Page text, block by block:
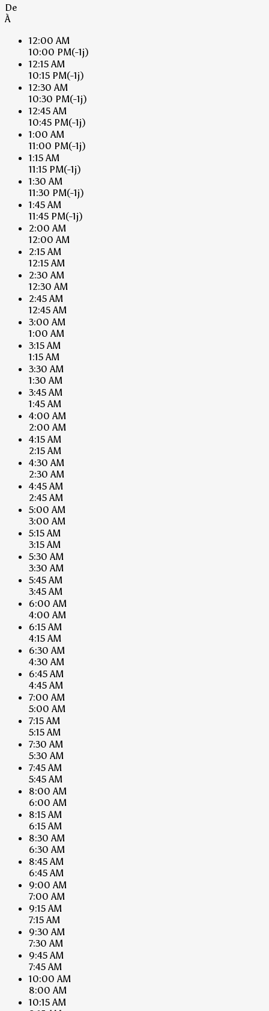
De
À
12:00 AM
10:00 PM(-1j)
12:15 AM
10:15 PM(-1j)
12:30 AM
10:30 PM(-1j)
12:45 AM
10:45 PM(-1j)
1:00 AM
11:00 PM(-1j)
1:15 AM
11:15 PM(-1j)
1:30 AM
11:30 PM(-1j)
1:45 AM
11:45 PM(-1j)
2:00 AM
12:00 AM
2:15 AM
12:15 AM
2:30 AM
12:30 AM
2:45 AM
12:45 AM
3:00 AM
1:00 AM
3:15 AM
1:15 AM
3:30 AM
1:30 AM
3:45 AM
1:45 AM
4:00 AM
2:00 AM
4:15 AM
2:15 AM
4:30 AM
2:30 AM
4:45 AM
2:45 AM
5:00 AM
3:00 AM
5:15 AM
3:15 AM
5:30 AM
3:30 AM
5:45 AM
3:45 AM
6:00 AM
4:00 AM
6:15 AM
4:15 AM
6:30 AM
4:30 AM
6:45 AM
4:45 AM
7:00 AM
5:00 AM
7:15 AM
5:15 AM
7:30 AM
5:30 AM
7:45 AM
5:45 AM
8:00 AM
6:00 AM
8:15 AM
6:15 AM
8:30 AM
6:30 AM
8:45 AM
6:45 AM
9:00 AM
7:00 AM
9:15 AM
7:15 AM
9:30 AM
7:30 AM
9:45 AM
7:45 AM
10:00 AM
8:00 AM
10:15 AM